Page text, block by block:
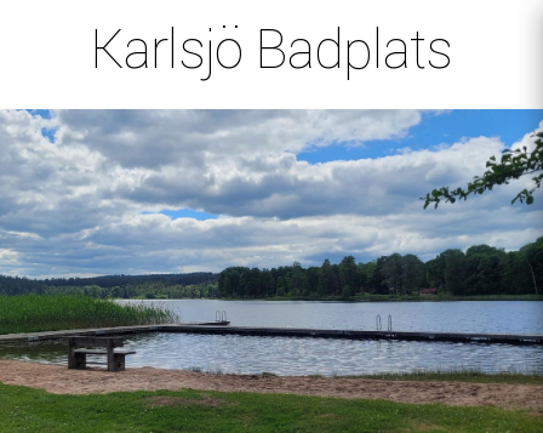
Karlsjö Badplats